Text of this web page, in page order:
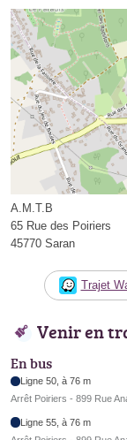
A.M.T.B
65 Rue des Poiriers
45770 Saran
Trajet
Venir en
En bus
Ligne 50, à 76 m
Arrêt Poiriers - 899 Rue
Ligne 55, à 76 m